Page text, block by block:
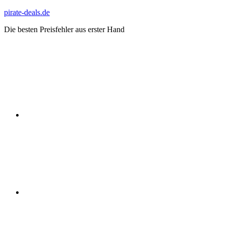
Zum
springen
pirate-deals.de
Die besten Preisfehler aus erster Hand